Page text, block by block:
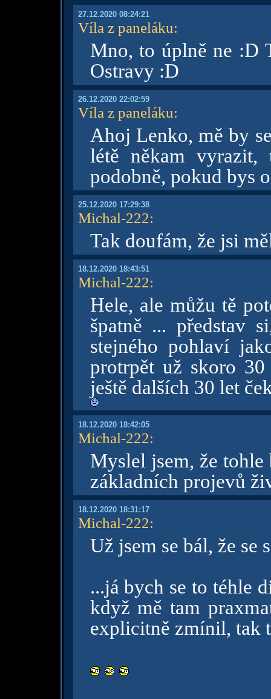
27.12.2020 08:24:21
Víla z paneláku:
Mno, to úplně ne :D
Ostravy :D
26.12.2020 22:02:59
Víla z paneláku:
Ahoj Lenko, mě by
létě někam
podobně, pokud bys
25.12.2020 17:29:38
Michal-222:
Tak doufám, že jsi
18.12.2020 18:43:51
Michal-222:
Hele, ale můžu tě
špatně ... představ
stejného pohlaví
protrpět už skoro
ještě dalších 30 let
18.12.2020 18:42:05
Michal-222:
Myslel jsem, že tohle
základních projevů
18.12.2020 18:31:17
Michal-222:
Už jsem se bál, že se
...já bych se to téhle
když mě tam
explicitně zmínil, tak